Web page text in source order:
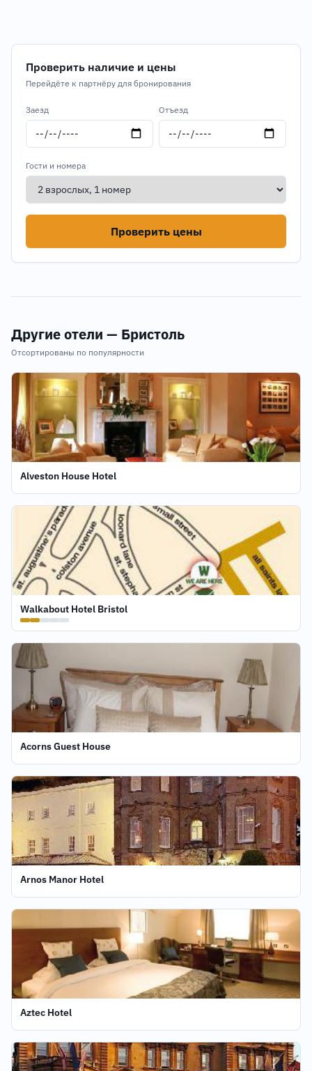
Проверить наличие и цены
Перейдёте к партнёру для бронирования
Заезд Отъезд
Гости и номера
Проверить цены
Другие отели — Бристоль
Отсортированы по популярности
Alveston House Hotel
Walkabout Hotel Bristol
Acorns Guest House
Arnos Manor Hotel
Aztec Hotel